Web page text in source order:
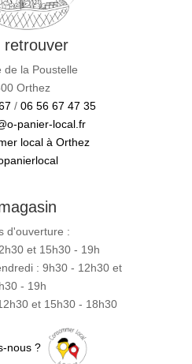
retrouver
de la Poustelle
Orthez
/ 06 56 67 47 35
panier-local.fr
local à Orthez
d'ouverture :
et 15h30 - 19h
: 9h30 - 12h30 et
- 19h
et 15h30 - 18h30
nous ?